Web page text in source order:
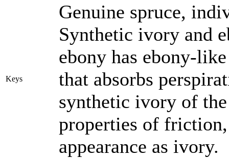
Keys
Genuine spruce,
Synthetic ivory and
ebony has ebony-
that absorbs
synthetic ivory of
properties of
appearance as ivory.